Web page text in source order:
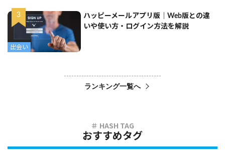
出会い
ハッピーメールアプリ版｜Web版との違
いや使い方・ログイン方法を解説
ランキング一覧へ
おすすめタグ